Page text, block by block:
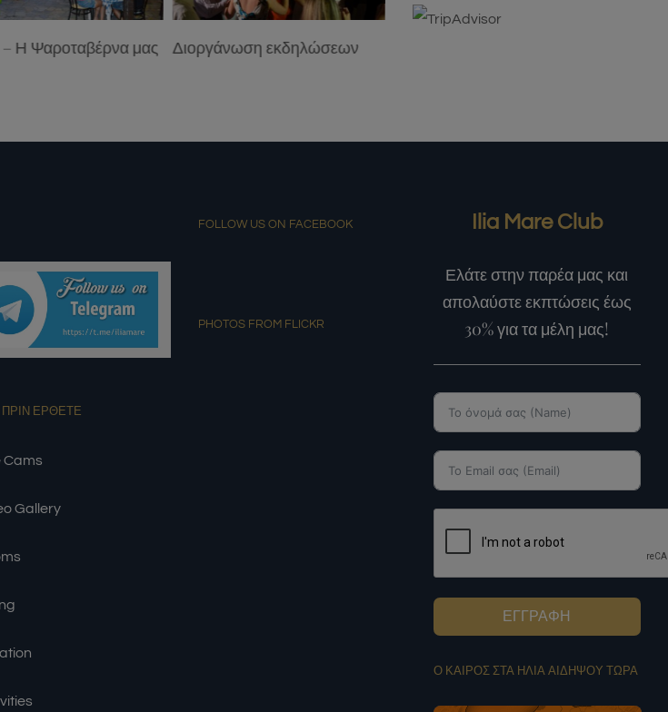
Η Ψαροταβέρνα μας Διοργάνωση εκδηλώσεων
ΠΡΙΝ ΕΡΘΕΤΕ
Cams
Gallery
FOLLOW US ON FACEBOOK
PHOTOS FROM FLICKR
Ilia Mare Club
Ελάτε στην παρέα μας και
απολαύστε εκπτώσεις έως
30% για τα μέλη μας!
ΕΓΓΡΑΦΗ
Ο ΚΑΙΡΟΣ ΣΤΑ ΗΛΙΑ ΑΙΔΗΨΟΥ ΤΩΡΑ